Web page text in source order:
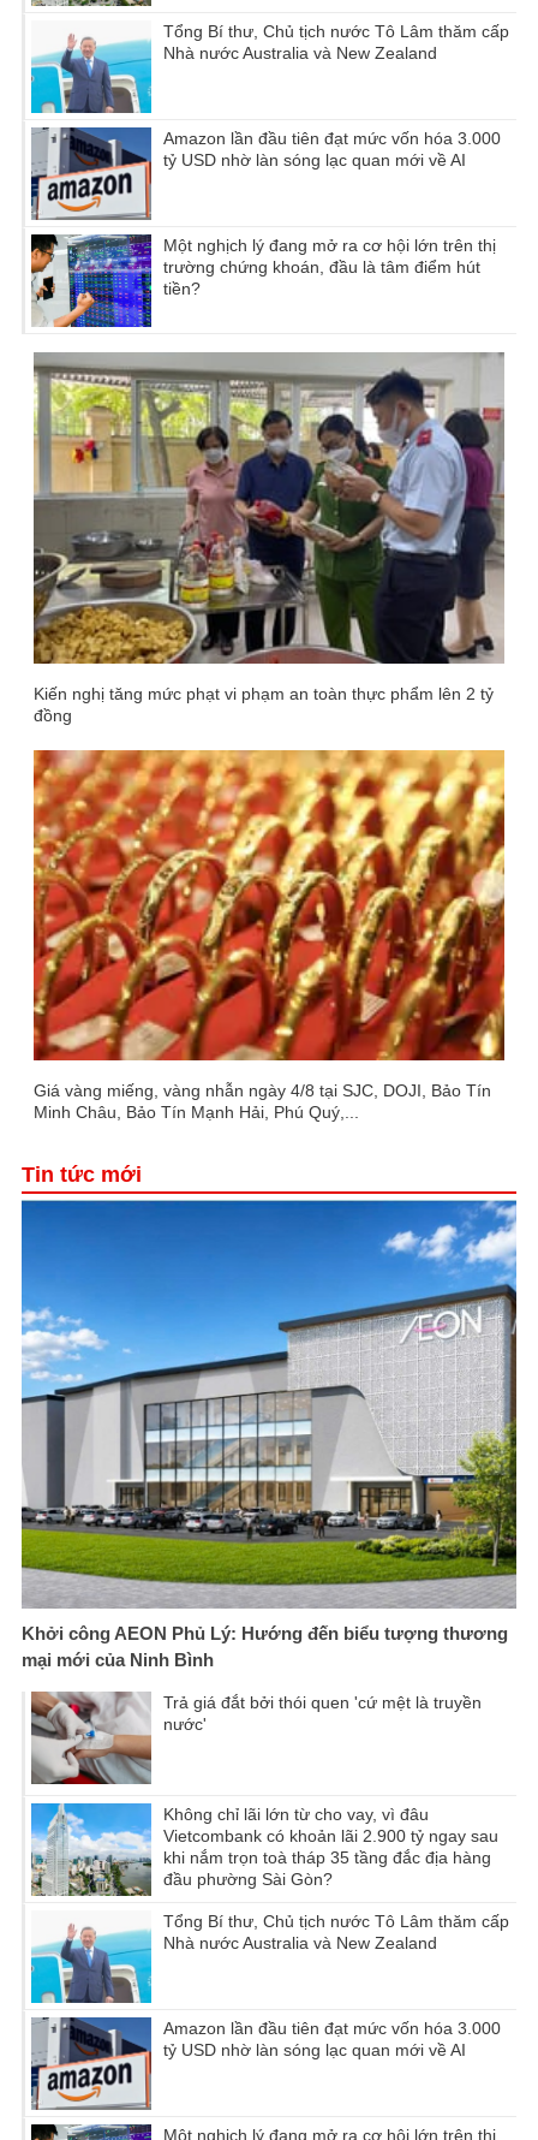
Tổng Bí thư, Chủ tịch nước Tô Lâm thăm cấp
Nhà nước Australia và New Zealand
Amazon lần đầu tiên đạt mức vốn hóa 3.000
tỷ USD nhờ làn sóng lạc quan mới về AI
Một nghịch lý đang mở ra cơ hội lớn trên thị
trường chứng khoán, đầu là tâm điểm hút
tiền?
Kiến nghị tăng mức phạt vi phạm an toàn thực phẩm lên 2 tỷ
đồng
Giá vàng miếng, vàng nhẫn ngày 4/8 tại SJC, DOJI, Bảo Tín
Minh Châu, Bảo Tín Mạnh Hải, Phú Quý,...
Tin tức mới
Khởi công AEON Phủ Lý: Hướng đến biểu tượng thương
mại mới của Ninh Bình
Trả giá đắt bởi thói quen 'cứ mệt là truyền
nước'
Không chỉ lãi lớn từ cho vay, vì đâu
Vietcombank có khoản lãi 2.900 tỷ ngay sau
khi nắm trọn toà tháp 35 tầng đắc địa hàng
đầu phường Sài Gòn?
Tổng Bí thư, Chủ tịch nước Tô Lâm thăm cấp
Nhà nước Australia và New Zealand
Amazon lần đầu tiên đạt mức vốn hóa 3.000
tỷ USD nhờ làn sóng lạc quan mới về AI
Một nghịch lý đang mở ra cơ hội lớn trên thị